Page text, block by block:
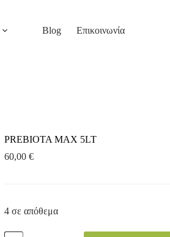
Blog Επικοινωνία
PREBIOTA MAX 5LT
60,00 €
4 σε απόθεμα